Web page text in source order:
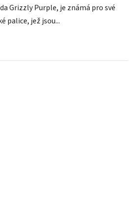
Grizzly Purple, je známá pro své
palice, jež jsou...